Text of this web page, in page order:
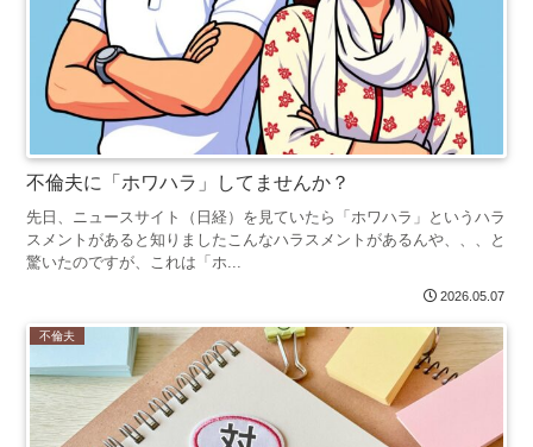
不倫夫に「ホワハラ」してませんか？
先日、ニュースサイト（日経）を見ていたら「ホワハラ」というハラ
スメントがあると知りましたこんなハラスメントがあるんや、、、と
驚いたのですが、これは「ホ...
2026.05.07
不倫夫